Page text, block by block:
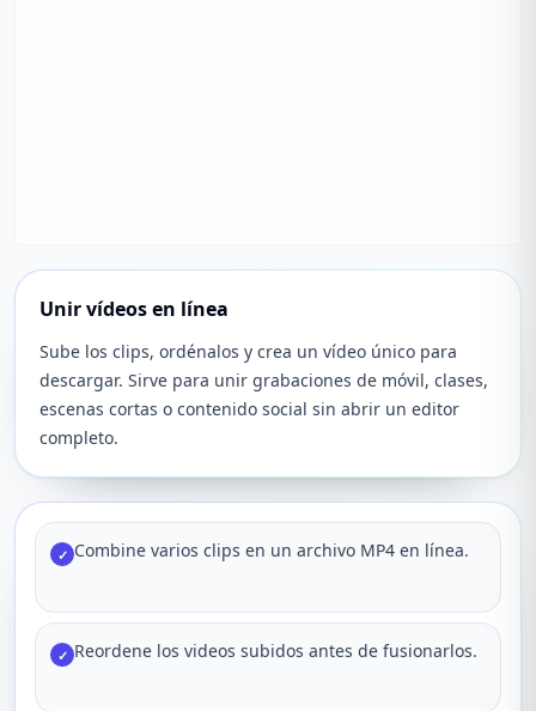
Unir vídeos en línea
Sube los clips, ordénalos y crea un vídeo único para
descargar. Sirve para unir grabaciones de móvil, clases,
escenas cortas o contenido social sin abrir un editor
completo.
✓ Combine varios clips en un archivo MP4 en línea.
✓ Reordene los videos subidos antes de fusionarlos.